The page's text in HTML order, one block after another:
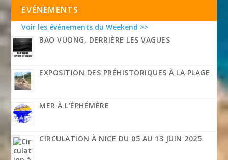
EVÉNEMENTS
Voir les événements du Weekend >>
BAO VUONG, DERRIÈRE LES VAGUES
EXPOSITION DES PRÉHISTORIQUES À LA PLAGE
MER À L’ÉPHÉMÈRE
CIRCULATION À NICE DU 05 AU 13 JUIN 2025